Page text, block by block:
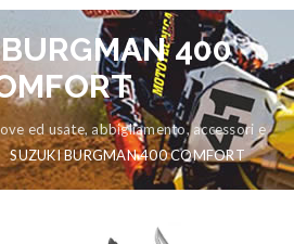
400
ed usate, abbigliamento, accessori e
SUZUKI BURGMAN 400 COMFORT